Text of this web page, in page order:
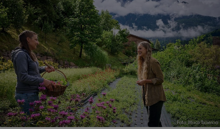
Foto: Mirco Taliercio